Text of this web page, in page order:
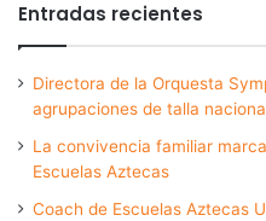
Entradas recientes
Directora de la Orquesta
agrupaciones de talla
La convivencia familiar
Escuelas Aztecas
Coach de Escuelas Aztecas